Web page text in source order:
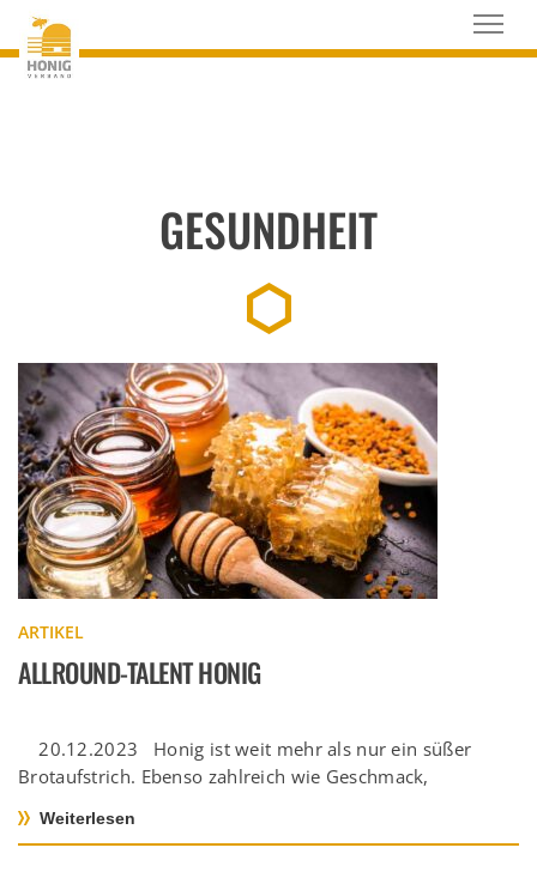
GESUNDHEIT
ARTIKEL
ALLROUND-TALENT HONIG
20.12.2023 Honig ist weit mehr als nur ein süßer
Brotaufstrich. Ebenso zahlreich wie Geschmack,
Weiterlesen